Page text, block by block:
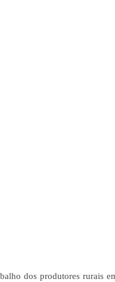
dos produtores rurais